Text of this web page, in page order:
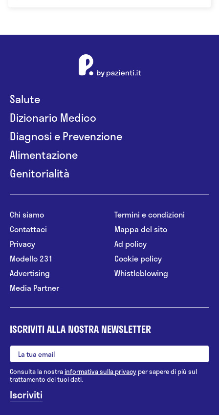
Salute
Dizionario Medico
Diagnosi e Prevenzione
Alimentazione
Genitorialità
Chi siamo
Contattaci
Privacy
Modello 231
Advertising
Media Partner
Termini e condizioni
Mappa del sito
Ad policy
Cookie policy
Whistleblowing
ISCRIVITI ALLA NOSTRA NEWSLETTER
Consulta la nostrainformativa sulla privacy per sapere di più sul
trattamento dei tuoi dati.